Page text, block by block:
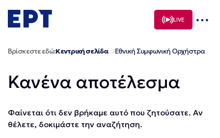
σε
περιεχόμενο
LIVE
Βρίσκεστε εδώ:Κεντρική σελίδα Εθνική Συμφωνική Ορχήστρα
Κανένα αποτέλεσμα
Φαίνεται ότι δεν βρήκαμε αυτό που ζητούσατε. Αν
θέλετε, δοκιμάστε την αναζήτηση.